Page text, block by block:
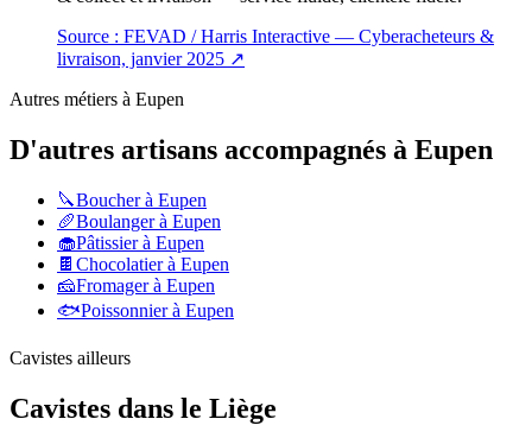
Source : FEVAD / Harris Interactive — Cyberacheteurs &
livraison, janvier 2025 ↗
Autres métiers à Eupen
D'autres artisans accompagnés à Eupen
🔪Boucherà Eupen
🥖Boulangerà Eupen
🧁Pâtissierà Eupen
🍫 Chocolatierà Eupen
🧀Fromagerà Eupen
🐟Poissonnierà Eupen
Cavistes ailleurs
Cavistes dans le Liège